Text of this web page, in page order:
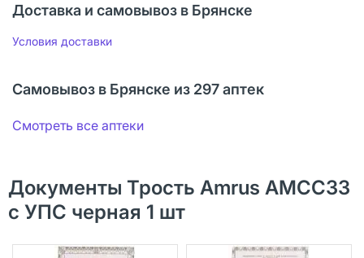
Доставка и самовывоз в Брянске
Условия доставки
Самовывоз в Брянске из 297 аптек
Смотреть все аптеки
Документы Трость Amrus AMСС33
с УПС черная 1 шт